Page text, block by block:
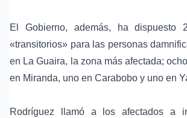
El Gobierno, además, ha dispuesto
«transitorios» para las personas
en La Guaira, la zona más afectada;
en Miranda, uno en Carabobo y uno en
Rodríguez llamó a los afectados a